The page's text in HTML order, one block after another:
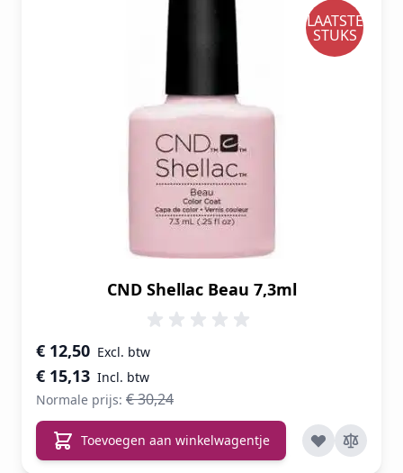
CND Shellac Beau 7,3ml
Speciale prijs
€ 15,13
€ 12,50
Normale prijs: € 30,24
LAATSTE
STUKS
Toevoegen aan winkelwagentje